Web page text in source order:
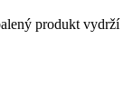
produkt vydrží